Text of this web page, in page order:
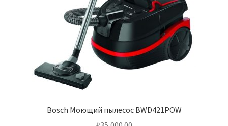
Bosch Моющий пылесос BWD421POW